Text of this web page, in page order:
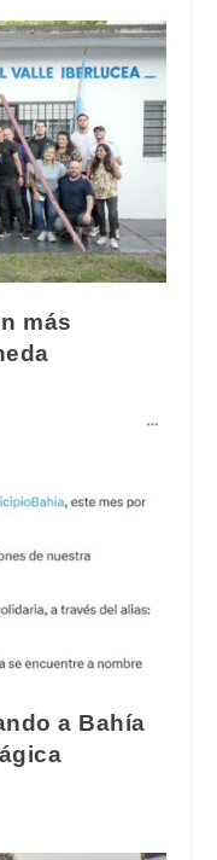
más
a Bahía